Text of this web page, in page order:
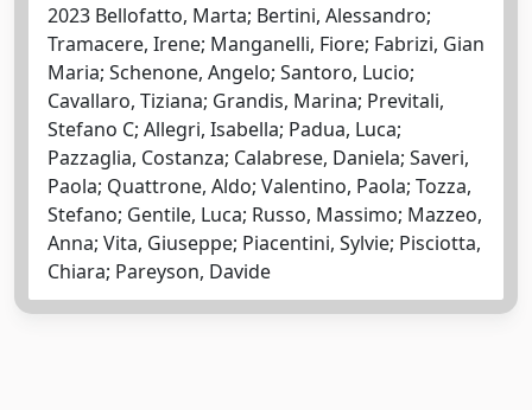
2023 Bellofatto, Marta; Bertini, Alessandro;
Tramacere, Irene; Manganelli, Fiore; Fabrizi, Gian
Maria; Schenone, Angelo; Santoro, Lucio;
Cavallaro, Tiziana; Grandis, Marina; Previtali,
Stefano C; Allegri, Isabella; Padua, Luca;
Pazzaglia, Costanza; Calabrese, Daniela; Saveri,
Paola; Quattrone, Aldo; Valentino, Paola; Tozza,
Stefano; Gentile, Luca; Russo, Massimo; Mazzeo,
Anna; Vita, Giuseppe; Piacentini, Sylvie; Pisciotta,
Chiara; Pareyson, Davide